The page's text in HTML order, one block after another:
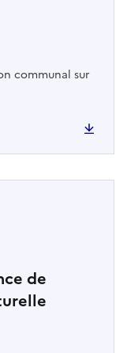
communal sur
de